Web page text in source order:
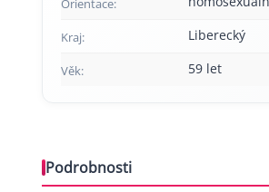
Orientace:
Kraj: Liberecký
Věk: 59 let
Podrobnosti